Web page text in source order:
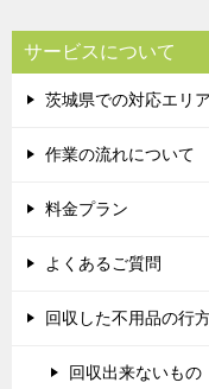
サービスについて
茨城県での対応エリア
作業の流れについて
料金プラン
よくあるご質問
回収した不用品の行
回収出来ないもの